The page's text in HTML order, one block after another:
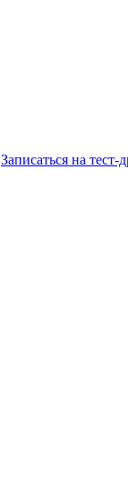
Записаться на тест-